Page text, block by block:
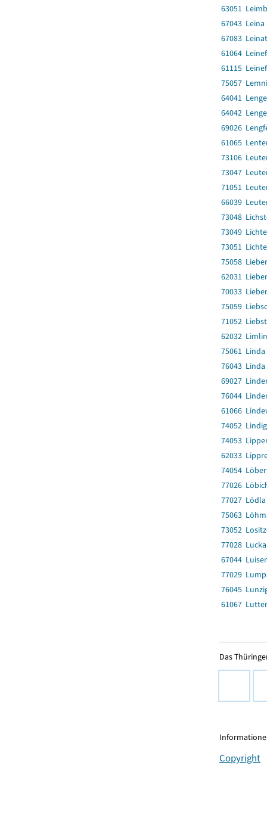
63051
67043 Leina
67083
61064
61115
75057
64041
64042
69026
61065
73106
73047
71051
66039
73048
73049 Lichte
73051
75058
62031
70033
75059
71052
62032
75061
76043 Linda
69027
76044
61066
74052 Lindig
74053
62033
74054
77026
77027 Lödla
75063
73052
77028
67044
77029
76045
61067 Lutter
Das
Copyright